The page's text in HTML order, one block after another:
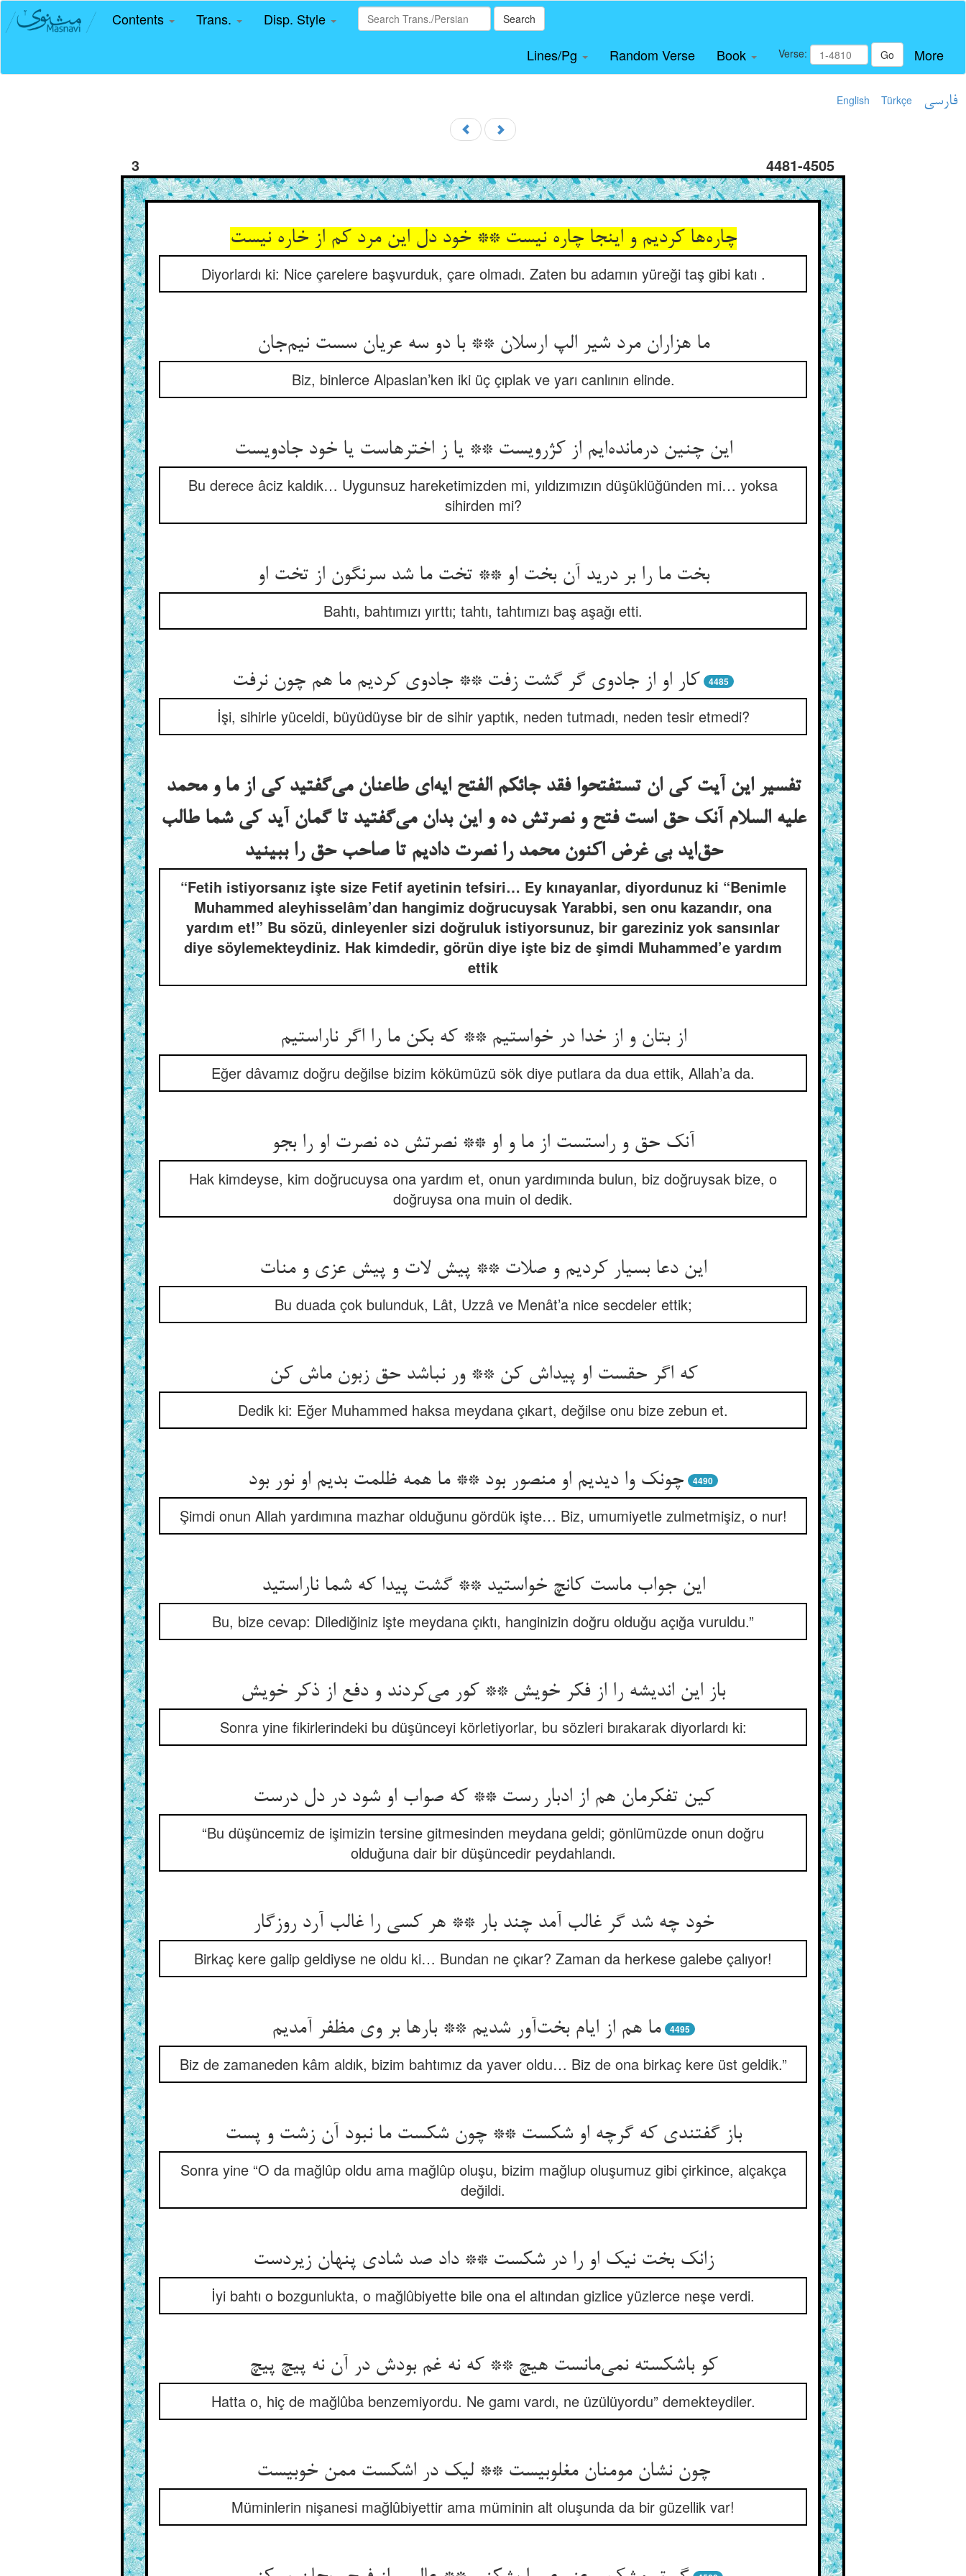
Contents Trans. Disp. Style Search
Lines/Pg Random Verse Book Verse: Go More
English Türkçe فارسی
3 4481-4505
چاره‌ها کردیم و اینجا چاره نیست ** خود دل این مرد کم از خاره نیست
Diyorlardı ki: Nice çarelere başvurduk, çare olmadı. Zaten bu adamın yüreği taş gibi katı .
ما هزاران مرد شیر الپ ارسلان ** با دو سه عریان سست نیم‌جان
Biz, binlerce Alpaslan’ken iki üç çıplak ve yarı canlının elinde.
این چنین درمانده‌ایم از کژرویست ** یا ز اخترهاست یا خود جادویست
Bu derece âciz kaldık… Uygunsuz hareketimizden mi, yıldızımızın düşüklüğünden mi… yoksa
sihirden mi?
بخت ما را بر درید آن بخت او ** تخت ما شد سرنگون از تخت او
Bahtı, bahtımızı yırttı; tahtı, tahtımızı baş aşağı etti.
کار او از جادوی گر گشت زفت ** جادوی کردیم ما هم چون نرفت 4485
İşi, sihirle yüceldi, büyüdüyse bir de sihir yaptık, neden tutmadı, neden tesir etmedi?
تفسیر این آیت کی ان تستفتحوا فقد جائکم الفتح ایه‌ای طاعنان می‌گفتید کی از ما و محمد
علیه السلام آنک حق است فتح و نصرتش ده و این بدان می‌گفتید تا گمان آید کی شما طالب
حق‌اید بی غرض اکنون محمد را نصرت دادیم تا صاحب حق را ببینید
“Fetih istiyorsanız işte size Fetif ayetinin tefsiri… Ey kınayanlar, diyordunuz ki “Benimle
Muhammed aleyhisselâm’dan hangimiz doğrucuysak Yarabbi, sen onu kazandır, ona
yardım et!” Bu sözü, dinleyenler sizi doğruluk istiyorsunuz, bir gareziniz yok sansınlar
diye söylemekteydiniz. Hak kimdedir, görün diye işte biz de şimdi Muhammed’e yardım
ettik
از بتان و از خدا در خواستیم ** که بکن ما را اگر ناراستیم
Eğer dâvamız doğru değilse bizim kökümüzü sök diye putlara da dua ettik, Allah’a da.
آنک حق و راستست از ما و او ** نصرتش ده نصرت او را بجو
Hak kimdeyse, kim doğrucuysa ona yardım et, onun yardımında bulun, biz doğruysak bize, o
doğruysa ona muin ol dedik.
این دعا بسیار کردیم و صلات ** پیش لات و پیش عزی و منات
Bu duada çok bulunduk, Lât, Uzzâ ve Menât’a nice secdeler ettik;
که اگر حقست او پیداش کن ** ور نباشد حق زبون ماش کن
Dedik ki: Eğer Muhammed haksa meydana çıkart, değilse onu bize zebun et.
چونک وا دیدیم او منصور بود ** ما همه ظلمت بدیم او نور بود 4490
Şimdi onun Allah yardımına mazhar olduğunu gördük işte… Biz, umumiyetle zulmetmişiz, o nur!
این جواب ماست کانچ خواستید ** گشت پیدا که شما ناراستید
Bu, bize cevap: Dilediğiniz işte meydana çıktı, hanginizin doğru olduğu açığa vuruldu.”
باز این اندیشه را از فکر خویش ** کور می‌کردند و دفع از ذکر خویش
Sonra yine fikirlerindeki bu düşünceyi körletiyorlar, bu sözleri bırakarak diyorlardı ki:
کین تفکرمان هم از ادبار رست ** که صواب او شود در دل درست
“Bu düşüncemiz de işimizin tersine gitmesinden meydana geldi; gönlümüzde onun doğru
olduğuna dair bir düşüncedir peydahlandı.
خود چه شد گر غالب آمد چند بار ** هر کسی را غالب آرد روزگار
Birkaç kere galip geldiyse ne oldu ki… Bundan ne çıkar? Zaman da herkese galebe çalıyor!
ما هم از ایام بخت‌آور شدیم ** بارها بر وی مظفر آمدیم 4495
Biz de zamaneden kâm aldık, bizim bahtımız da yaver oldu… Biz de ona birkaç kere üst geldik.”
باز گفتندی که گرچه او شکست ** چون شکست ما نبود آن زشت و پست
Sonra yine “O da mağlûp oldu ama mağlûp oluşu, bizim mağlup oluşumuz gibi çirkince, alçakça
değildi.
زانک بخت نیک او را در شکست ** داد صد شادی پنهان زیردست
İyi bahtı o bozgunlukta, o mağlûbiyette bile ona el altından gizlice yüzlerce neşe verdi.
کو باشکسته نمی‌مانست هیچ ** که نه غم بودش در آن نه پیچ پیچ
Hatta o, hiç de mağlûba benzemiyordu. Ne gamı vardı, ne üzülüyordu” demekteydiler.
چون نشان مومنان مغلوبیست ** لیک در اشکست ممن خوبیست
Müminlerin nişanesi mağlûbiyettir ama müminin alt oluşunda da bir güzellik var!